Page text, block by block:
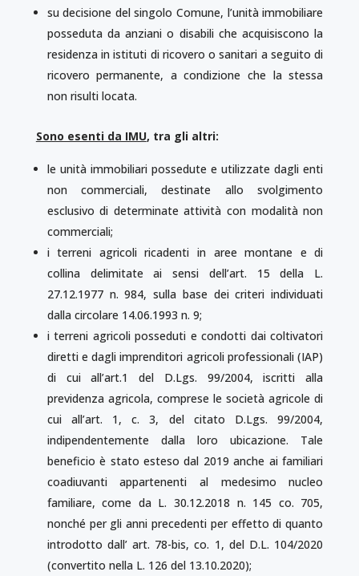
su decisione del singolo Comune, l’unità immobiliare
posseduta da anziani o disabili che acquisiscono la
residenza in istituti di ricovero o sanitari a seguito di
ricovero permanente, a condizione che la stessa
non risulti locata.
Sono esenti da IMU, tra gli altri:
le unità immobiliari possedute e utilizzate dagli enti
non commerciali, destinate allo svolgimento
esclusivo di determinate attività con modalità non
commerciali;
i terreni agricoli ricadenti in aree montane e di
collina delimitate ai sensi dell’art. 15 della L.
27.12.1977 n. 984, sulla base dei criteri individuati
dalla circolare 14.06.1993 n. 9;
i terreni agricoli posseduti e condotti dai coltivatori
diretti e dagli imprenditori agricoli professionali (IAP)
di cui all’art.1 del D.Lgs. 99/2004, iscritti alla
previdenza agricola, comprese le società agricole di
cui all’art. 1, c. 3, del citato D.Lgs. 99/2004,
indipendentemente dalla loro ubicazione. Tale
beneficio è stato esteso dal 2019 anche ai familiari
coadiuvanti appartenenti al medesimo nucleo
familiare, come da L. 30.12.2018 n. 145 co. 705,
nonché per gli anni precedenti per effetto di quanto
introdotto dall’ art. 78-bis, co. 1, del D.L. 104/2020
(convertito nella L. 126 del 13.10.2020);